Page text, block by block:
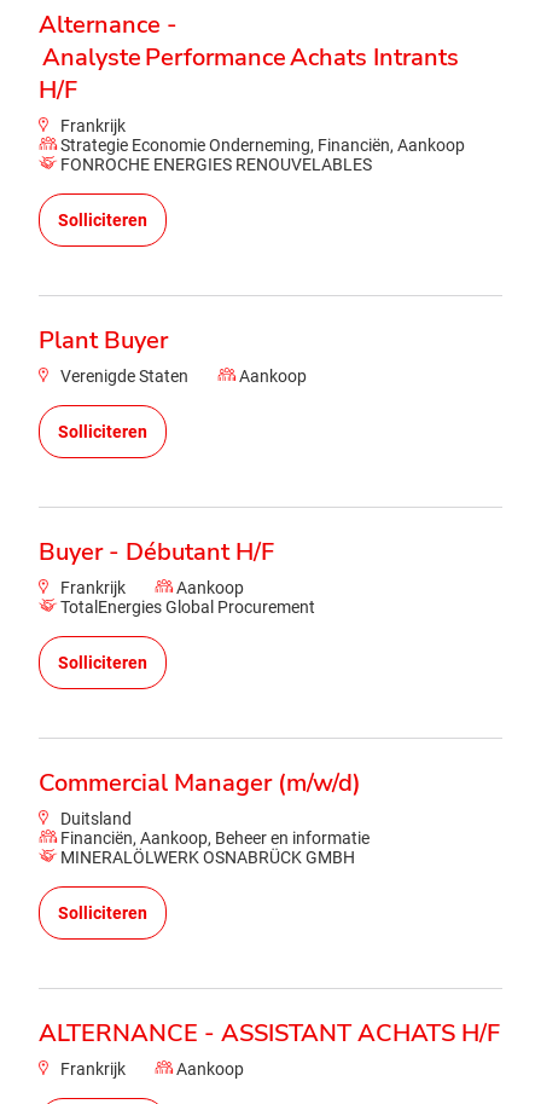
Alternance -
Analyste Performance Achats Intrants
H/F
Frankrijk
Strategie Economie Onderneming, Financiën, Aankoop
FONROCHE ENERGIES RENOUVELABLES
Solliciteren
Plant Buyer
Verenigde Staten Aankoop
Solliciteren
Buyer - Débutant H/F
Frankrijk
Aankoop
TotalEnergies Global Procurement
Solliciteren
Commercial Manager (m/w/d)
Duitsland
Financiën, Aankoop, Beheer en informatie
MINERALÖLWERK OSNABRÜCK GMBH
Solliciteren
ALTERNANCE - ASSISTANT ACHATS H/F
Frankrijk Aankoop